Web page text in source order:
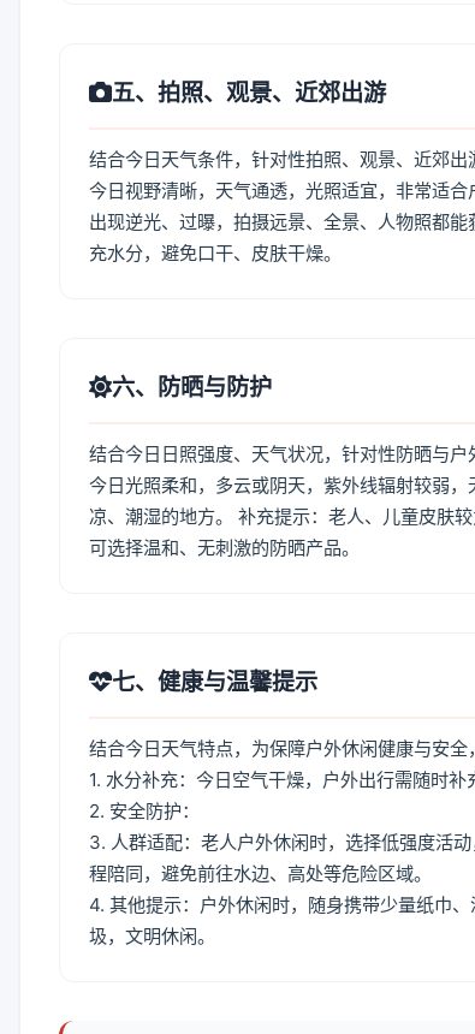
五、拍照、观景、近郊出游
结合今日天气条件，针对性拍照、观景、近郊出
今日视野清晰，天气通透，光照适宜，非常适
出现逆光、过曝，拍摄远景、全景、人物照都
充水分，避免口干、皮肤干燥。
六、防晒与防护
结合今日日照强度、天气状况，针对性防晒与户
今日光照柔和，多云或阴天，紫外线辐射较弱
凉、潮湿的地方。 补充提示：老人、儿童皮肤
可选择温和、无刺激的防晒产品。
七、健康与温馨提示
结合今日天气特点，为保障户外休闲健康与安全
1. 水分补充：今日空气干燥，户外出行需随时补
2. 安全防护：
3. 人群适配：老人户外休闲时，选择低强度活
程陪同，避免前往水边、高处等危险区域。
4. 其他提示：户外休闲时，随身携带少量纸巾
圾，文明休闲。